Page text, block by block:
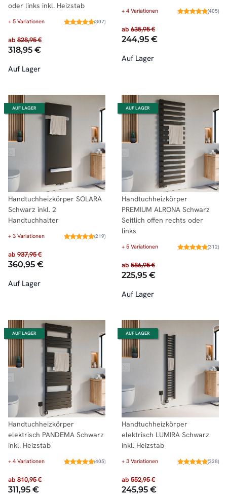
oder links inkl. Heizstab
+ 5 Variationen (307)
ab 828,95 €
318,95 €
Auf Lager
+ 4 Variationen (405)
ab 635,95 €
244,95 €
Auf Lager
AUF LAGER
Handtuchheizkörper SOLARA
Schwarz inkl. 2
Handtuchhalter
+ 3 Variationen (219)
ab 937,95 €
360,95 €
Auf Lager
AUF LAGER
Handtuchheizkörper
PREMIUM ALRONA Schwarz
Seitlich offen rechts oder
links
+ 5 Variationen (312)
ab 586,95 €
225,95 €
Auf Lager
AUF LAGER
Handtuchheizkörper
elektrisch PANDEMA Schwarz
inkl. Heizstab
+ 4 Variationen (405)
ab 810,95 €
311,95 €
AUF LAGER
Handtuchheizkörper
elektrisch LUMIRA Schwarz
inkl. Heizstab
+ 3 Variationen (328)
ab 552,95 €
245,95 €